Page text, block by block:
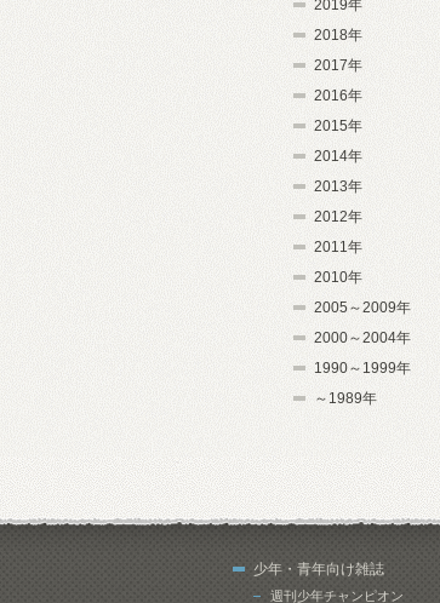
2019年
2018年
2017年
2016年
2015年
2014年
2013年
2012年
2011年
2010年
2005～2009年
2000～2004年
1990～1999年
～1989年
少年・青年向け雑誌
週刊少年チャンピオン